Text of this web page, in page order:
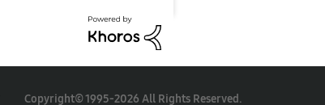
Copyright© 1995-2026 All Rights Reserved.